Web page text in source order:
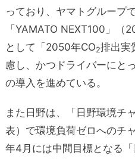
っており、ヤマトグループ
「YAMATO NEXT100」（
として「2050年CO2排出実
慮し、かつドライバーにと
の導入を進めている。
また日野は、「日野環境チ
表）で環境負荷ゼロへのチ
年4月には中間目標となる